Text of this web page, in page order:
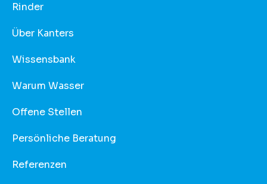
Rinder
Über Kanters
Wissensbank
Warum Wasser
Offene Stellen
Persönliche Beratung
Referenzen